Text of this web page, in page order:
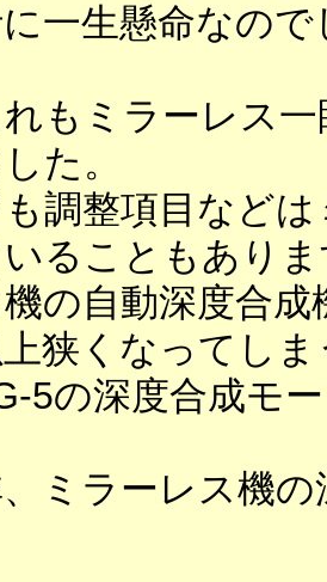
一生懸命なの
もミラーレス
た。
調整項目など
ることもあり
の自動深度合
狭くなってし
5の深度合成モ
ミラーレス機